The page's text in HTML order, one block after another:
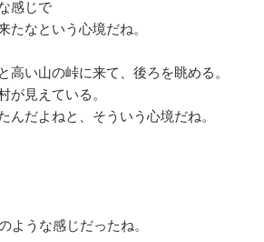
感じで
たなという心境だね。
高い山の峠に来て、後ろを眺める。
が見えている。
んだよねと、そういう心境だね。
ような感じだったね。